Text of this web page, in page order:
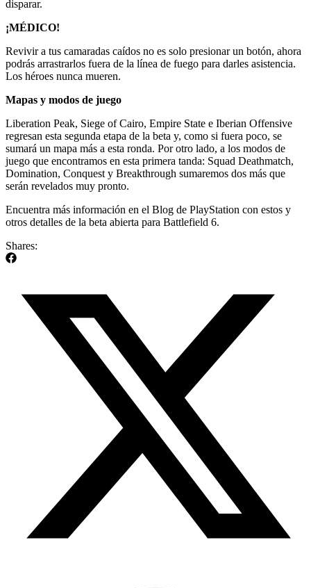
disparar.
¡MÉDICO!
Revivir a tus camaradas caídos no es solo presionar un botón, ahora
podrás arrastrarlos fuera de la línea de fuego para darles asistencia.
Los héroes nunca mueren.
Mapas y modos de juego
Liberation Peak, Siege of Cairo, Empire State e Iberian Offensive
regresan esta segunda etapa de la beta y, como si fuera poco, se
sumará un mapa más a esta ronda. Por otro lado, a los modos de
juego que encontramos en esta primera tanda: Squad Deathmatch,
Domination, Conquest y Breakthrough sumaremos dos más que
serán revelados muy pronto.
Encuentra más información en el Blog de PlayStation con estos y
otros detalles de la beta abierta para Battlefield 6.
Shares: